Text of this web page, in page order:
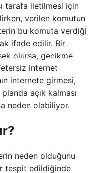
tarafa iletilmesi için
verilen komutun
bu komuta verdiği
ifade edilir. Bir
olursa, gecikme
internet
internete girmesi,
açık kalması
neden olabiliyor.
neden olduğunu
tespit edildiğinde